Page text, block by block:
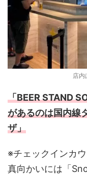
店内
「BEER STAND
があるのは国内線
ザ」
※チェックインカ
真向かいには「